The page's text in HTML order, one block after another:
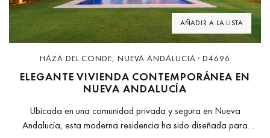
AÑADIR A LA LISTA
HAZA DEL CONDE, NUEVA ANDALUCIA · D4696
ELEGANTE VIVIENDA CONTEMPORÁNEA EN
NUEVA ANDALUCÍA
Ubicada en una comunidad privada y segura en Nueva
Andalucía, esta moderna residencia ha sido diseñada para